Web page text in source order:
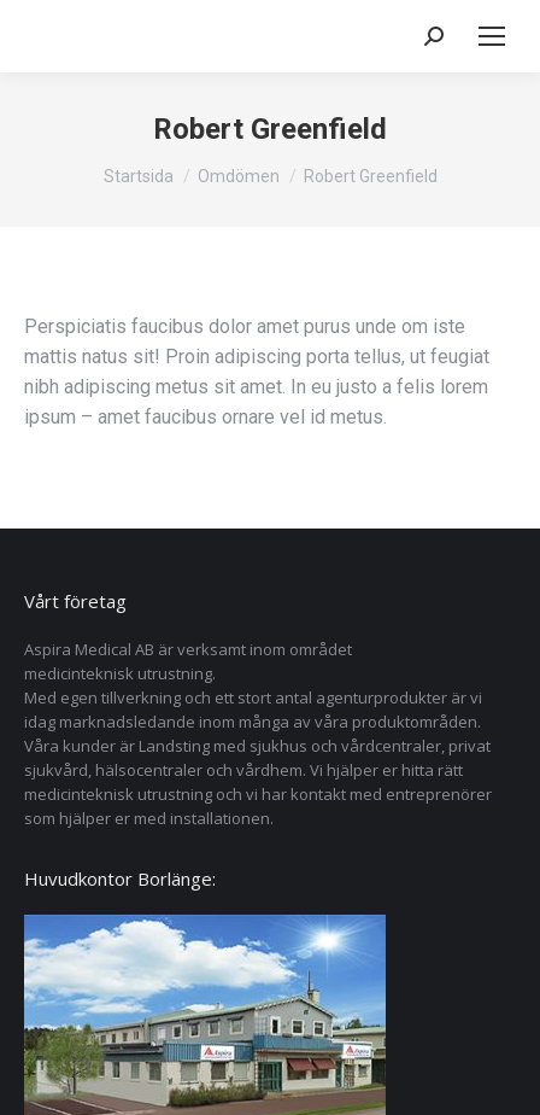
Search:
Robert Greenfield
Du är här:
Startsida Omdömen Robert Greenfield
Perspiciatis faucibus dolor amet purus unde om iste
mattis natus sit! Proin adipiscing porta tellus, ut feugiat
nibh adipiscing metus sit amet. In eu justo a felis lorem
ipsum – amet faucibus ornare vel id metus.
Vårt företag
Aspira Medical AB är verksamt inom området
medicinteknisk utrustning.
Med egen tillverkning och ett stort antal agenturprodukter är vi
idag marknadsledande inom många av våra produktområden.
Våra kunder är Landsting med sjukhus och vårdcentraler, privat
sjukvård, hälsocentraler och vårdhem. Vi hjälper er hitta rätt
medicinteknisk utrustning och vi har kontakt med entreprenörer
som hjälper er med installationen.
Huvudkontor Borlänge: